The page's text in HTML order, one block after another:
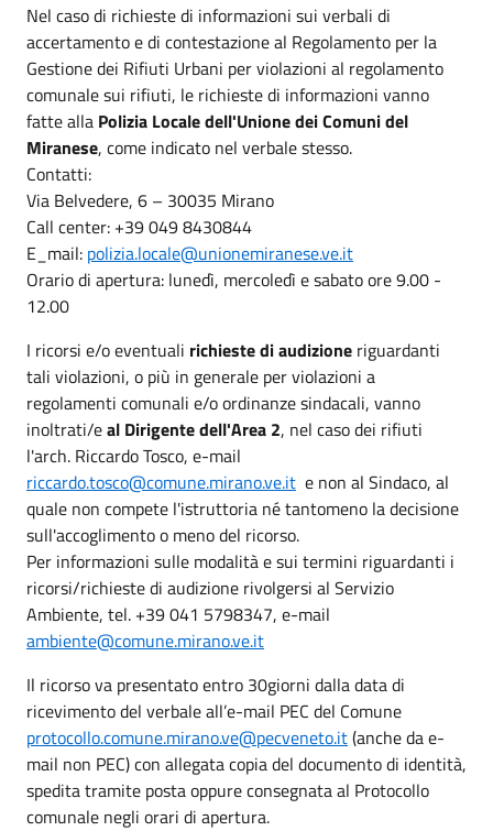
Nel caso di richieste di informazioni sui verbali di
accertamento e di contestazione al Regolamento per la
Gestione dei Rifiuti Urbani per violazioni al regolamento
comunale sui rifiuti, le richieste di informazioni vanno
fatte alla Polizia Locale dell'Unione dei Comuni del
Miranese, come indicato nel verbale stesso.
Contatti:
Via Belvedere, 6 – 30035 Mirano
Call center: +39 049 8430844
E_mail: polizia.locale@unionemiranese.ve.it
Orario di apertura: lunedì, mercoledì e sabato ore 9.00 -
12.00
I ricorsi e/o eventuali richieste di audizione riguardanti
tali violazioni, o più in generale per violazioni a
regolamenti comunali e/o ordinanze sindacali, vanno
inoltrati/eal Dirigente dell'Area 2, nel caso dei rifiuti
l'arch. Riccardo Tosco, e-mail
riccardo.tosco@comune.mirano.ve.it e non al Sindaco, al
quale non compete l'istruttoria né tantomeno la decisione
sull'accoglimento o meno del ricorso.
Per informazioni sulle modalità e sui termini riguardanti i
ricorsi/richieste di audizione rivolgersi al Servizio
Ambiente, tel. +39 041 5798347, e-mail
ambiente@comune.mirano.ve.it
Il ricorso va presentato entro 30giorni dalla data di
ricevimento del verbale all’e-mail PEC del Comune
protocollo.comune.mirano.ve@pecveneto.it(anche da e-
mail non PEC) con allegata copia del documento di identità,
spedita tramite posta oppure consegnata al Protocollo
comunale negli orari di apertura.